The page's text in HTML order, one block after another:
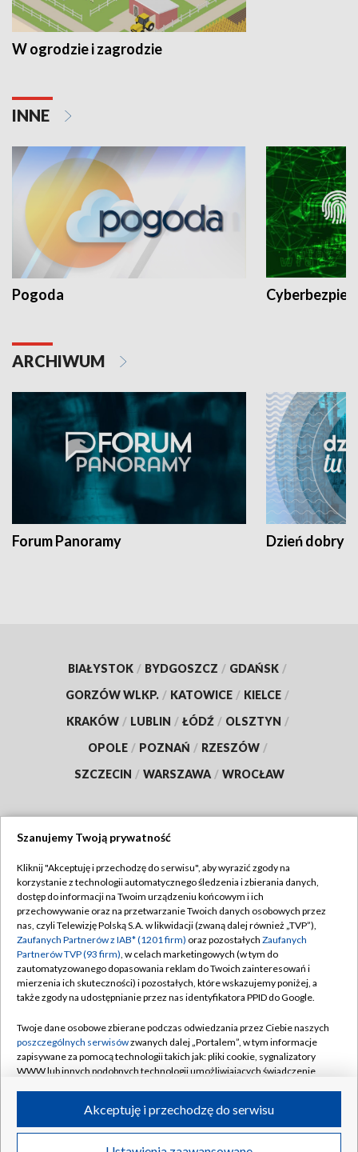
W ogrodzie i zagrodzie
INNE
Pogoda
ARCHIWUM
Forum Panoramy Dzień dobry
BIAŁYSTOK / BYDGOSZCZ / GDAŃSK /
GORZÓW WLKP. / KATOWICE / KIELCE /
KRAKÓW / LUBLIN / ŁÓDŹ / OLSZTYN /
OPOLE / POZNAŃ / RZESZÓW /
SZCZECIN / WARSZAWA / WROCŁAW
TVP
Abonament TVP
Emisja w TVP
Centrum informacji TVP
Naziemna Telewizja Cyfrowa
Rada Programowa
System NOS
Informacje o nadawcy
Program dla prasy
Regulamin TVP
Polityka prywatności
Moje zgody
Pomoc
Kontakt
Kanały
©2026 Telewizja Polska S.A. w likwidacji
Szanujemy Twoją prywatność
Kliknij "Akceptuję i przechodzę do serwisu", aby wyrazić zgody na
korzystanie z technologii automatycznego śledzenia i zbierania danych,
dostęp do informacji na Twoim urządzeniu końcowym i ich
przechowywanie oraz na przetwarzanie Twoich danych osobowych przez
nas, czyli Telewizję Polską S.A. w likwidacji (zwaną dalej również „TVP”),
Zaufanych Partnerów z IAB* (1201 firm) oraz pozostałych Zaufanych
Partnerów TVP (93 firm), w celach marketingowych (w tym do
zautomatyzowanego dopasowania reklam do Twoich zainteresowań i
mierzenia ich skuteczności) i pozostałych, które wskazujemy poniżej, a
także zgody na udostępnianie przez nas identyfikatora PPID do Google.
Twoje dane osobowe zbierane podczas odwiedzania przez Ciebie naszych
poszczególnych serwisówzwanych dalej „Portalem”, w tym informacje
zapisywane za pomocą technologii takich jak: pliki cookie, sygnalizatory
WWW lub innych podobnych technologii umożliwiających świadczenie
ruchu w Internecie.
Twoje dane osobowe zbierane podczas odwiedzania przez Ciebie
Akceptuję i przechodzę do serwisu